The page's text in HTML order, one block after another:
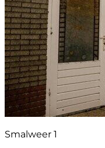
Smalweer 1